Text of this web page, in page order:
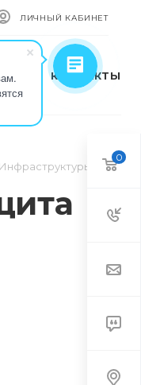
ЛИЧНЫЙ КАБИНЕТ
КОНТАКТЫ
0